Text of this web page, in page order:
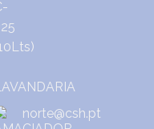
norte@csh.pt